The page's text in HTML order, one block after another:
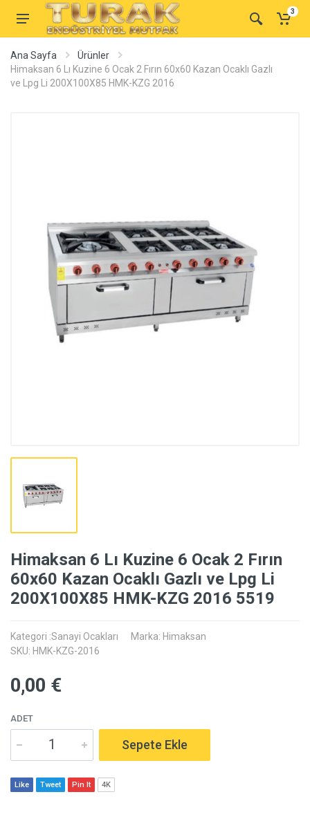
3
Ana Sayfa
Ürünler
Himaksan 6 Lı Kuzine 6 Ocak 2 Fırın 60x60 Kazan Ocaklı Gazlı
ve Lpg Li 200X100X85 HMK-KZG 2016
Himaksan 6 Lı Kuzine 6 Ocak 2 Fırın
60x60 Kazan Ocaklı Gazlı ve Lpg Li
200X100X85 HMK-KZG 2016 5519
Kategori :Sanayi Ocakları
Marka: Himaksan
SKU: HMK-KZG-2016
0,00 €
ADET
Sepete Ekle
Like Tweet Pin It 4K